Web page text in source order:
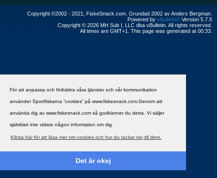
För att anpassa och förbättra våra tjänster och vår kommunikation
använder Sportfiskarna ”cookies” på www.fiskesnack.com.Genom att
använda dig av www.fiskesnack.com så godkänner du detta. Vi säljer
självklart inte vidare någon information om dig.
Klicka här för att läsa mer om cookies och hur du tackar nej till dem.
Det är okej
Copyright ©2002 - 2021, FiskeSnack.com. Grundad 2002 av Anders Bergman.
Powered by vBulletin® Version 5.7.5
Copyright © 2026 MH Sub I, LLC dba vBulletin. All rights reserved.
All times are GMT+1. This page was generated at 00:33.